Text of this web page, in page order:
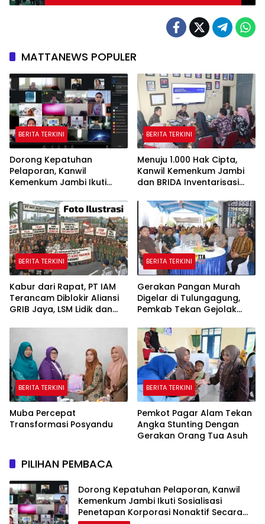
MATTANEWS POPULER
BERITA TERKINI
Dorong Kepatuhan
Pelaporan, Kanwil
Kemenkum Jambi Ikuti
Korporasi Nonaktif Secara
Administratif
BERITA TERKINI
Menuju 1.000 Hak Cipta,
Kanwil Kemenkum Jambi
dan BRIDA Inventarisasi
BERITA TERKINI
Kabur dari Rapat, PT IAM
Terancam Diblokir Aliansi
GRIB Jaya, LSM Lidik dan
BERITA TERKINI
Gerakan Pangan Murah
Digelar di Tulungagung,
Pemkab Tekan Gejolak
Warga
BERITA TERKINI
Muba Percepat
Transformasi Posyandu
BERITA TERKINI
Pemkot Pagar Alam Tekan
Angka Stunting Dengan
Gerakan Orang Tua Asuh
PILIHAN PEMBACA
Dorong Kepatuhan Pelaporan, Kanwil
Kemenkum Jambi Ikuti Sosialisasi
Penetapan Korporasi Nonaktif Secara